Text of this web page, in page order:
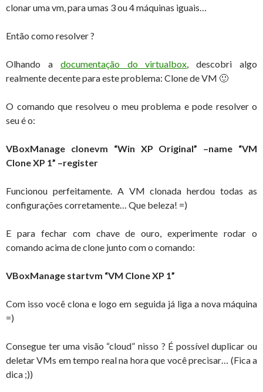
clonar uma vm, para umas 3 ou 4 máquinas iguais…
Então como resolver ?
Olhando a documentação do virtualbox, descobri algo
realmente decente para este problema: Clone de VM 🙂
O comando que resolveu o meu problema e pode resolver o
seu é o:
VBoxManage clonevm “Win XP Original” –name “VM
Clone XP 1” –register
Funcionou perfeitamente. A VM clonada herdou todas as
configurações corretamente… Que beleza! =)
E para fechar com chave de ouro, experimente rodar o
comando acima de clone junto com o comando:
VBoxManage startvm “VM Clone XP 1”
Com isso você clona e logo em seguida já liga a nova máquina
=)
Consegue ter uma visão “cloud” nisso ? É possível duplicar ou
deletar VMs em tempo real na hora que você precisar… (Fica a
dica ;))